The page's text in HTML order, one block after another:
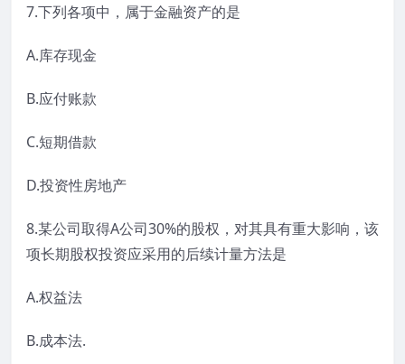
7.下列各项中，属于金融资产的是
A.库存现金
B.应付账款
C.短期借款
D.投资性房地产
8.某公司取得A公司30%的股权，对其具有重大影响，该
项长期股权投资应采用的后续计量方法是
A.权益法
B.成本法.